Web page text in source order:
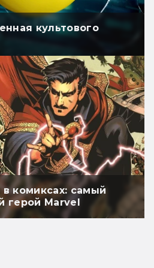
культового
комиксах: самый
герой Marvel